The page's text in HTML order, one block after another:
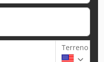
Terreno